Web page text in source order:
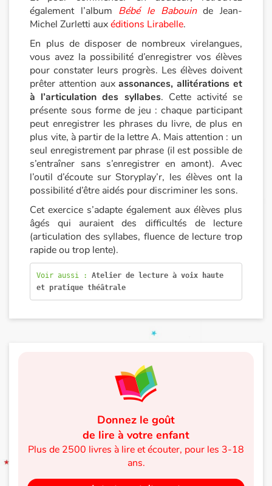
Contraste +
Aide
Accueil
Famille
Écoles
Médiathèques
Vidéos & Tutoriaux
Blog
Actualités
Par thématique
Livre audio
Activités et ateliers
également l’album Bébé le Babouinde Jean-
Michel Zurletti auxéditions Lirabelle.
En plus de disposer de nombreux virelangues,
vous avez la possibilité d’enregistrer vos élèves
pour constater leurs progrès. Les élèves doivent
prêter attention auxassonances, allitérations et
à l’articulation des syllabes. Cette activité se
présente sous forme de jeu : chaque participant
peut enregistrer les phrases du livre, de plus en
plus vite, à partir de la lettre A. Mais attention : un
seul enregistrement par phrase (il est possible de
s’entraîner sans s’enregistrer en amont). Avec
l’outil d’écoute sur Storyplay’r, les élèves ont la
possibilité d’être aidés pour discriminer les sons.
Cet exercice s’adapte également aux élèves plus
âgés qui auraient des difficultés de lecture
(articulation des syllabes, fluence de lecture trop
rapide ou trop lente).
Voir aussi : Atelier de lecture à voix haute
et pratique théâtrale
Donnez le goût
de lire à votre enfant
Plus de 2500 livres à lire et écouter, pour les 3-18
ans.